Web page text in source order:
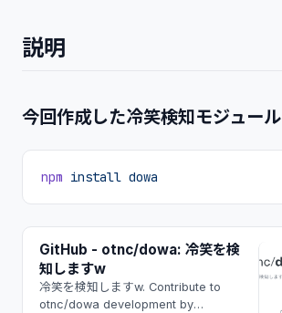
説明
今回作成した冷笑検知モジュール
npm install dowa
GitHub - otnc/dowa: 冷笑を検
知しますw
冷笑を検知しますw. Contribute to
otnc/dowa development by